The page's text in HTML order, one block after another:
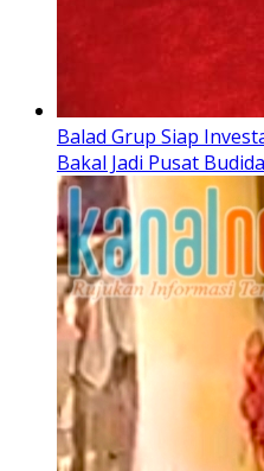
Balad Grup Siap
Bakal Jadi Pusat